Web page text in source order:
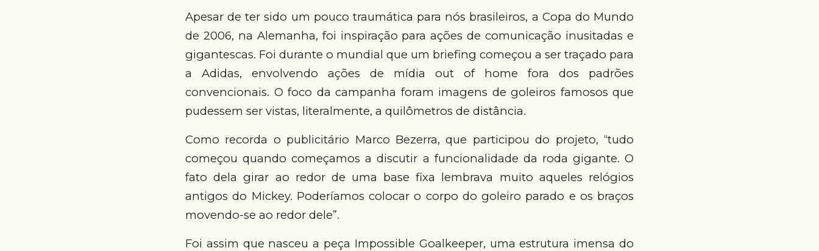
Apesar de ter sido um pouco traumática para nós brasileiros, a Copa do Mundo
de 2006, na Alemanha, foi inspiração para ações de comunicação inusitadas e
gigantescas. Foi durante o mundial que um briefing começou a ser traçado para
a Adidas, envolvendo ações de mídia out of home fora dos padrões
convencionais. O foco da campanha foram imagens de goleiros famosos que
pudessem ser vistas, literalmente, a quilômetros de distância.
Como recorda o publicitário Marco Bezerra, que participou do projeto, “tudo
começou quando começamos a discutir a funcionalidade da roda gigante. O
fato dela girar ao redor de uma base fixa lembrava muito aqueles relógios
antigos do Mickey. Poderíamos colocar o corpo do goleiro parado e os braços
movendo-se ao redor dele”.
Foi assim que nasceu a peça Impossible Goalkeeper, uma estrutura imensa do